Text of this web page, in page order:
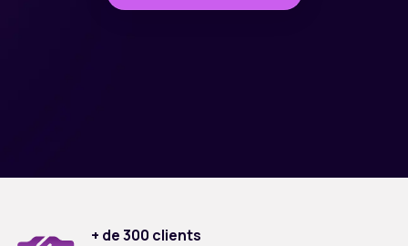
+ de 300 clients